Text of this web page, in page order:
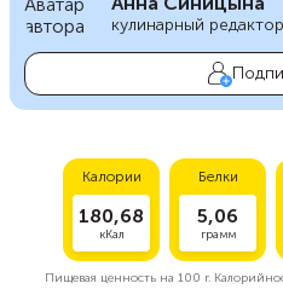
кулинарный
Калории
180,68
кКал
Белки
5,06
грамм
Пищевая ценность на 100 г.